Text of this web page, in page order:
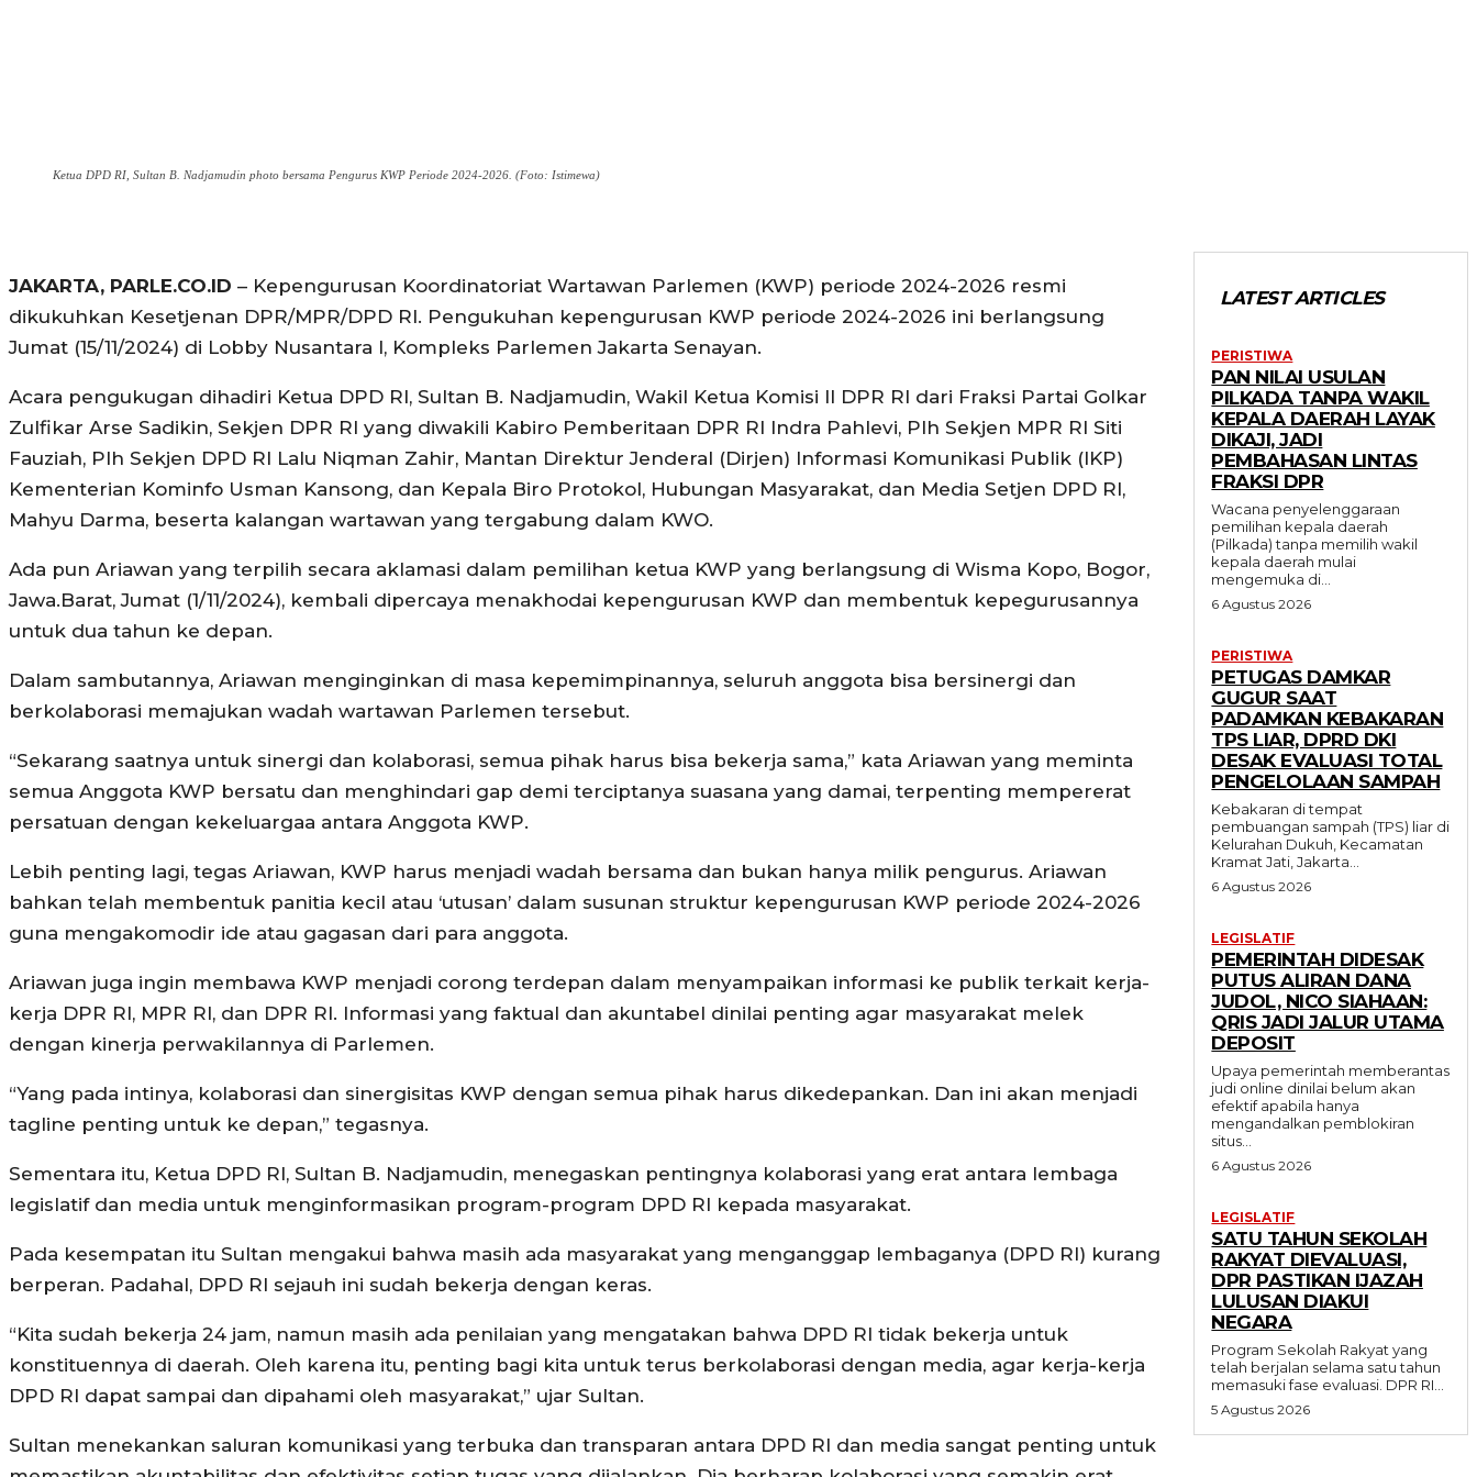
Ketua DPD RI, Sultan B. Nadjamudin photo bersama Pengurus KWP Periode 2024-2026. (Foto: Istimewa)
JAKARTA, PARLE.CO.ID – Kepengurusan Koordinatoriat Wartawan Parlemen (KWP) periode 2024-2026 resmi
dikukuhkan Kesetjenan DPR/MPR/DPD RI. Pengukuhan kepengurusan KWP periode 2024-2026 ini berlangsung
Jumat (15/11/2024) di Lobby Nusantara I, Kompleks Parlemen Jakarta Senayan.
Acara pengukugan dihadiri Ketua DPD RI, Sultan B. Nadjamudin, Wakil Ketua Komisi II DPR RI dari Fraksi Partai Golkar
Zulfikar Arse Sadikin, Sekjen DPR RI yang diwakili Kabiro Pemberitaan DPR RI Indra Pahlevi, Plh Sekjen MPR RI Siti
Fauziah, Plh Sekjen DPD RI Lalu Niqman Zahir, Mantan Direktur Jenderal (Dirjen) Informasi Komunikasi Publik (IKP)
Kementerian Kominfo Usman Kansong, dan Kepala Biro Protokol, Hubungan Masyarakat, dan Media Setjen DPD RI,
Mahyu Darma, beserta kalangan wartawan yang tergabung dalam KWO.
Ada pun Ariawan yang terpilih secara aklamasi dalam pemilihan ketua KWP yang berlangsung di Wisma Kopo, Bogor,
Jawa.Barat, Jumat (1/11/2024), kembali dipercaya menakhodai kepengurusan KWP dan membentuk kepegurusannya
untuk dua tahun ke depan.
Dalam sambutannya, Ariawan menginginkan di masa kepemimpinannya, seluruh anggota bisa bersinergi dan
berkolaborasi memajukan wadah wartawan Parlemen tersebut.
“Sekarang saatnya untuk sinergi dan kolaborasi, semua pihak harus bisa bekerja sama,” kata Ariawan yang meminta
semua Anggota KWP bersatu dan menghindari gap demi terciptanya suasana yang damai, terpenting mempererat
persatuan dengan kekeluargaa antara Anggota KWP.
Lebih penting lagi, tegas Ariawan, KWP harus menjadi wadah bersama dan bukan hanya milik pengurus. Ariawan
bahkan telah membentuk panitia kecil atau ‘utusan’ dalam susunan struktur kepengurusan KWP periode 2024-2026
guna mengakomodir ide atau gagasan dari para anggota.
Ariawan juga ingin membawa KWP menjadi corong terdepan dalam menyampaikan informasi ke publik terkait kerja-
kerja DPR RI, MPR RI, dan DPR RI. Informasi yang faktual dan akuntabel dinilai penting agar masyarakat melek
dengan kinerja perwakilannya di Parlemen.
“Yang pada intinya, kolaborasi dan sinergisitas KWP dengan semua pihak harus dikedepankan. Dan ini akan menjadi
tagline penting untuk ke depan,” tegasnya.
Sementara itu, Ketua DPD RI, Sultan B. Nadjamudin, menegaskan pentingnya kolaborasi yang erat antara lembaga
legislatif dan media untuk menginformasikan program-program DPD RI kepada masyarakat.
Pada kesempatan itu Sultan mengakui bahwa masih ada masyarakat yang menganggap lembaganya (DPD RI) kurang
berperan. Padahal, DPD RI sejauh ini sudah bekerja dengan keras.
“Kita sudah bekerja 24 jam, namun masih ada penilaian yang mengatakan bahwa DPD RI tidak bekerja untuk
konstituennya di daerah. Oleh karena itu, penting bagi kita untuk terus berkolaborasi dengan media, agar kerja-kerja
DPD RI dapat sampai dan dipahami oleh masyarakat,” ujar Sultan.
Sultan menekankan saluran komunikasi yang terbuka dan transparan antara DPD RI dan media sangat penting untuk
LATEST ARTICLES
PERISTIWA
PAN NILAI USULAN
PILKADA TANPA WAKIL
KEPALA DAERAH LAYAK
DIKAJI, JADI
PEMBAHASAN LINTAS
FRAKSI DPR
Wacana penyelenggaraan
pemilihan kepala daerah
(Pilkada) tanpa memilih wakil
kepala daerah mulai
mengemuka di...
6 Agustus 2026
PERISTIWA
PETUGAS DAMKAR
GUGUR SAAT
PADAMKAN KEBAKARAN
TPS LIAR, DPRD DKI
DESAK EVALUASI TOTAL
PENGELOLAAN SAMPAH
Kebakaran di tempat
pembuangan sampah (TPS) liar di
Kelurahan Dukuh, Kecamatan
Kramat Jati, Jakarta...
6 Agustus 2026
LEGISLATIF
PEMERINTAH DIDESAK
PUTUS ALIRAN DANA
JUDOL, NICO SIAHAAN:
QRIS JADI JALUR UTAMA
DEPOSIT
Upaya pemerintah memberantas
judi online dinilai belum akan
efektif apabila hanya
mengandalkan pemblokiran
situs...
6 Agustus 2026
LEGISLATIF
SATU TAHUN SEKOLAH
RAKYAT DIEVALUASI,
DPR PASTIKAN IJAZAH
LULUSAN DIAKUI
NEGARA
Program Sekolah Rakyat yang
telah berjalan selama satu tahun
memasuki fase evaluasi. DPR RI...
5 Agustus 2026